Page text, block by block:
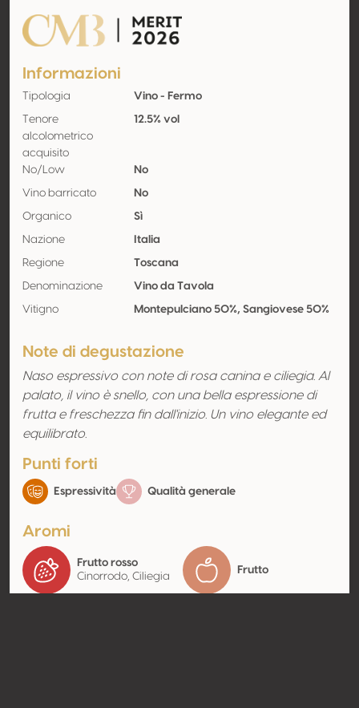
CMB Merit
Informazioni
Tipologia Vino - Fermo
Tenore
alcolometrico
acquisito
12.5% vol
No/Low No
Vino barricato No
Organico Sì
Nazione Italia
Regione Toscana
Denominazione Vino da Tavola
Vitigno Montepulciano 50%, Sangiovese 50%
Note di degustazione
Naso espressivo con note di rosa canina e ciliegia. Al
palato, il vino è snello, con una bella espressione di
frutta e freschezza fin dall'inizio. Un vino elegante ed
equilibrato.
Punti forti
Espressività Qualità generale
Aromi
Frutto rosso
Cinorrodo, Ciliegia
Frutto